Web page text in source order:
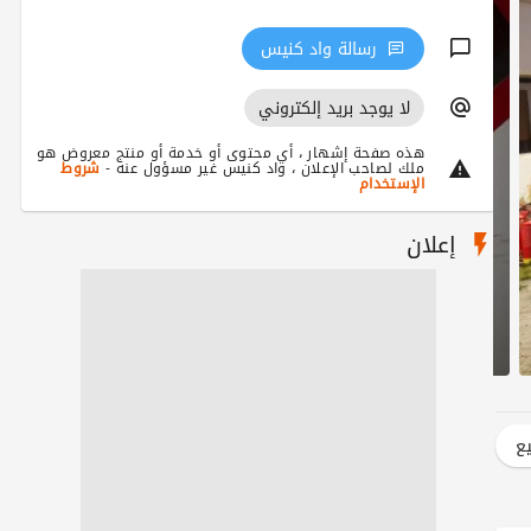
رسالة واد كنيس
لا يوجد بريد إلكتروني
هذه صفحة إشهار ، أي محتوى أو خدمة أو منتج معروض هو
ملك لصاحب الإعلان ، واد كنيس غير مسؤول عنه - شروط
الإستخدام
إعلان